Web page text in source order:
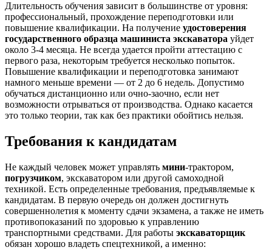
Длительность обучения зависит в большинстве от уровня:
профессиональный, прохождение переподготовки или
повышение квалификации. На получение удостоверения
государственного образца машиниста экскаватора уйдет
около 3-4 месяца. Не всегда удается пройти аттестацию с
первого раза, некоторым требуется несколько попыток.
Повышение квалификации и переподготовка занимают
намного меньше времени — от 2 до 6 недель. Допустимо
обучаться дистанционно или очно-заочно, если нет
возможности отрываться от производства. Однако касается
это только теории, так как без практики обойтись нельзя.
Требования к кандидатам
Не каждый человек может управлять мини-трактором,
погрузчиком, экскаватором или другой самоходной
техникой. Есть определенные требования, предъявляемые к
кандидатам. В первую очередь он должен достигнуть
совершеннолетия к моменту сдачи экзамена, а также не иметь
противопоказаний по здоровью к управлению
транспортными средствами. Для работы экскаваторщик
обязан хорошо владеть спецтехникой, а именно: